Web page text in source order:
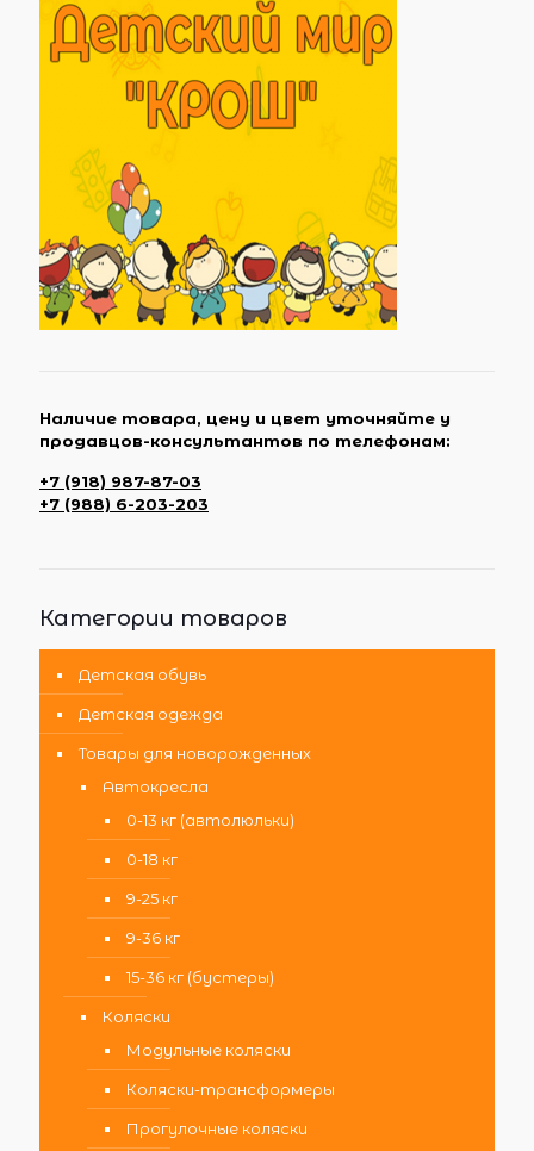
Наличие товара, цену и цвет уточняйте у
продавцов-консультантов по телефонам:
+7 (918) 987-87-03
+7 (988) 6-203-203
Категории товаров
Детская обувь
Детская одежда
Товары для новорожденных
Автокресла
0-13 кг (автолюльки)
0-18 кг
9-25 кг
9-36 кг
15-36 кг (бустеры)
Коляски
Модульные коляски
Коляски-трансформеры
Прогулочные коляски